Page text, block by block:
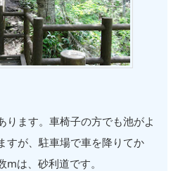
ります。車椅子の方でも池がよ
すが、駐車場で車を降りてか
は、砂利道です。